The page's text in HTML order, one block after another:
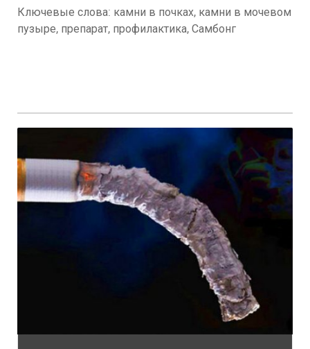
Ключевые слова: камни в почках, камни в мочевом
пузыре, препарат, профилактика, Самбонг